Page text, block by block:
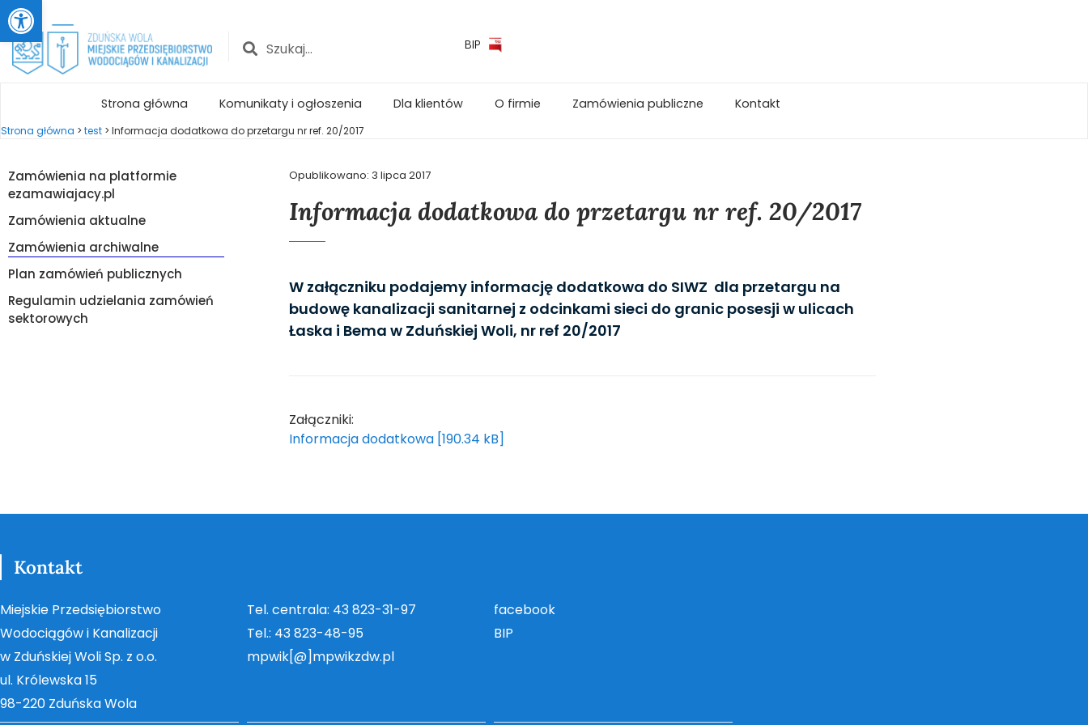
BIP
Strona główna Komunikaty i ogłoszenia Dla klientów O firmie Zamówienia publiczne Kontakt
Strona główna > test > Informacja dodatkowa do przetargu nr ref. 20/2017
Zamówienia na platformie
ezamawiajacy.pl
Zamówienia aktualne
Zamówienia archiwalne
Plan zamówień publicznych
Regulamin udzielania zamówień
sektorowych
Opublikowano: 3 lipca 2017
Informacja dodatkowa do przetargu nr ref. 20/2017
W załączniku podajemy informację dodatkowa do SIWZ dla przetargu na
budowę kanalizacji sanitarnej z odcinkami sieci do granic posesji w ulicach
Łaska i Bema w Zduńskiej Woli, nr ref 20/2017
Załączniki:
Informacja dodatkowa [190.34 kB]
Kontakt
Miejskie Przedsiębiorstwo
Wodociągów i Kanalizacji
w Zduńskiej Woli Sp. z o.o.
ul. Królewska 15
98-220 Zduńska Wola
Tel. centrala: 43 823-31-97
Tel.: 43 823-48-95
mpwik[@]mpwikzdw.pl
facebook
BIP